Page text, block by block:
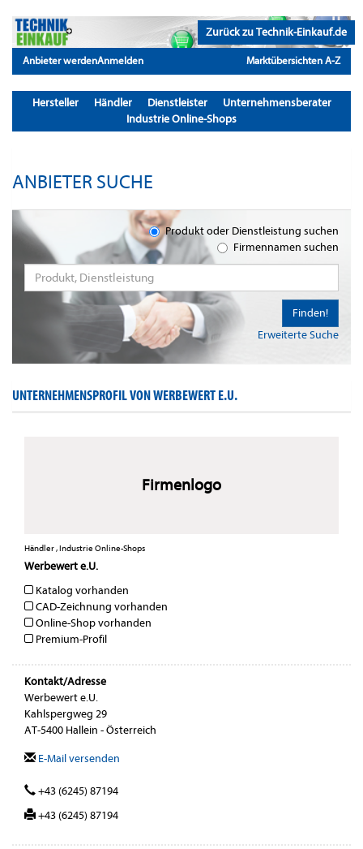
Zurück zu Technik-Einkauf.de
Anbieter werdenAnmelden Marktübersichten A-Z
Hersteller Händler Dienstleister
Unternehmensberater
Industrie Online-Shops
ANBIETER SUCHE
Produkt oder Dienstleistung suchen
Firmennamen suchen
Erweiterte Suche
Finden!
UNTERNEHMENSPROFIL VON WERBEWERT E.U.
Firmenlogo
Händler , Industrie Online-Shops
Werbewert e.U.
Katalog vorhanden
CAD-Zeichnung vorhanden
Online-Shop vorhanden
Premium-Profil
Kontakt/Adresse
Werbewert e.U.
Kahlspergweg 29
AT-5400 Hallein - Österreich
E-Mail versenden
+43 (6245) 87194
+43 (6245) 87194